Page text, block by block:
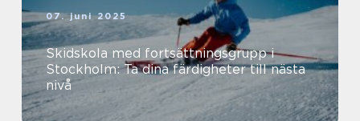
07. juni 2025
Skidskola med fortsättningsgrupp i
Stockholm: Ta dina färdigheter till nästa
nivå